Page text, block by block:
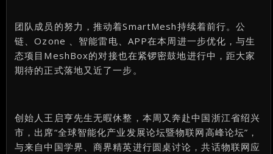
团队成员的努力，推动着SmartMesh持续着前行。公
链、Ozone 、智能雷电、APP在本周进一步优化，与生
态项目MeshBox的对接也在紧锣密鼓地进行中，距大家
期待的正式落地又近了一步。
创始人王启亨先生无暇休整，本周又奔赴中国浙江省绍兴
市，出席“全球智能化产业发展论坛暨物联网高峰论坛”，
与来自中国学界、商界精英进行圆桌讨论，共话物联网应